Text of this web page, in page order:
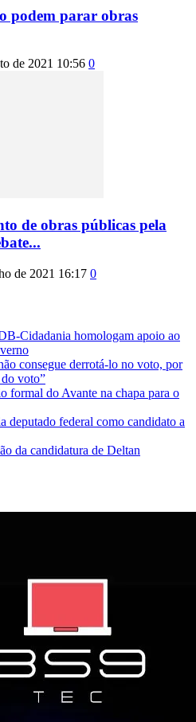
podem parar obras
de 2021 10:56 0
de obras públicas pela
de 2021 16:17 0
Cidadania homologam apoio ao
consegue derrotá-lo no voto, por
voto”
formal do Avante na chapa para o
deputado federal como candidato a
da candidatura de Deltan